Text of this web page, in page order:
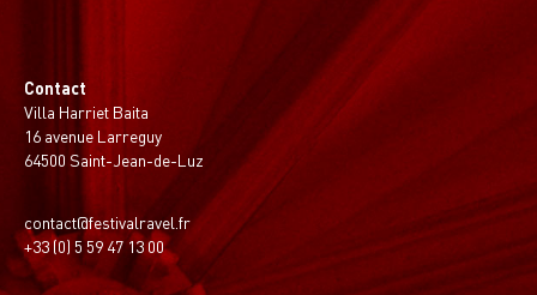
Contact
Villa Harriet Baita
16 avenue Larreguy
64500 Saint-Jean-de-Luz
contact@festivalravel.fr
+33 (0) 5 59 47 13 00